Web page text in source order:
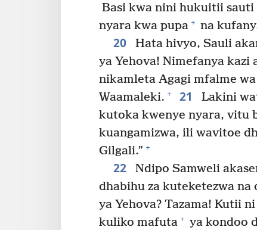
Basi kwa nini hukuitii sauti
nyara kwa pupa + na
20
Hata hivyo, Sauli
ya Yehova! Nimefanya
nikamleta Agagi mfalme
Waamaleki. + 21
Lakini
kutoka kwenye nyara, vitu
kuangamizwa, ili wavitoe
Gilgali.” +
22
Ndipo Samweli
dhabihu za kuteketezwa na
ya Yehova? Tazama! Kutii
kuliko mafuta + ya kondoo